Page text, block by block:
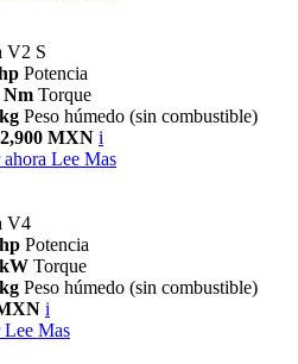
V2 S
Potencia
Nm Torque
Peso húmedo (sin combustible)
MXN i
Lee Mas
V4
Potencia
Torque
Peso húmedo (sin combustible)
i
Lee Mas